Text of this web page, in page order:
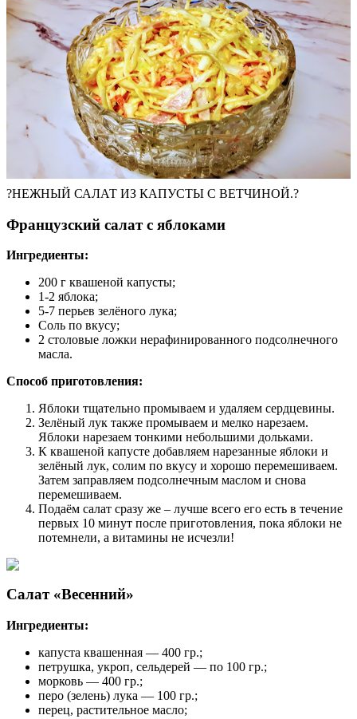
?НЕЖНЫЙ САЛАТ ИЗ КАПУСТЫ С ВЕТЧИНОЙ.?
Французский салат с яблоками
Ингредиенты:
200 г квашеной капусты;
1-2 яблока;
5-7 перьев зелёного лука;
Соль по вкусу;
2 столовые ложки нерафинированного подсолнечного
масла.
Способ приготовления:
Яблоки тщательно промываем и удаляем сердцевины.
Зелёный лук также промываем и мелко нарезаем.
Яблоки нарезаем тонкими небольшими дольками.
К квашеной капусте добавляем нарезанные яблоки и
зелёный лук, солим по вкусу и хорошо перемешиваем.
Затем заправляем подсолнечным маслом и снова
перемешиваем.
Подаём салат сразу же – лучше всего его есть в течение
первых 10 минут после приготовления, пока яблоки не
потемнели, а витамины не исчезли!
Салат «Весенний»
Ингредиенты:
капуста квашенная — 400 гр.;
петрушка, укроп, сельдерей — по 100 гр.;
морковь — 400 гр.;
перо (зелень) лука — 100 гр.;
перец, растительное масло;